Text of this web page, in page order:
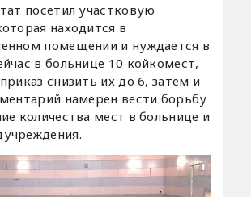
посетил участковую
находится в
помещении и нуждается в
в больнице 10 койкомест,
снизить их до 6, затем и
намерен вести борьбу
количества мест в больнице и